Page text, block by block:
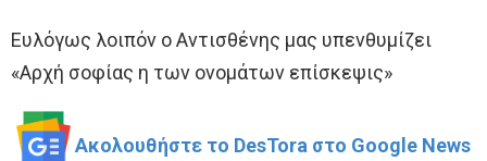
Ευλόγως λοιπόν ο Αντισθένης μας υπενθυμίζει
«Αρχή σοφίας η των ονομάτων επίσκεψις»
Ακολουθήστε το DesTora στο Google News